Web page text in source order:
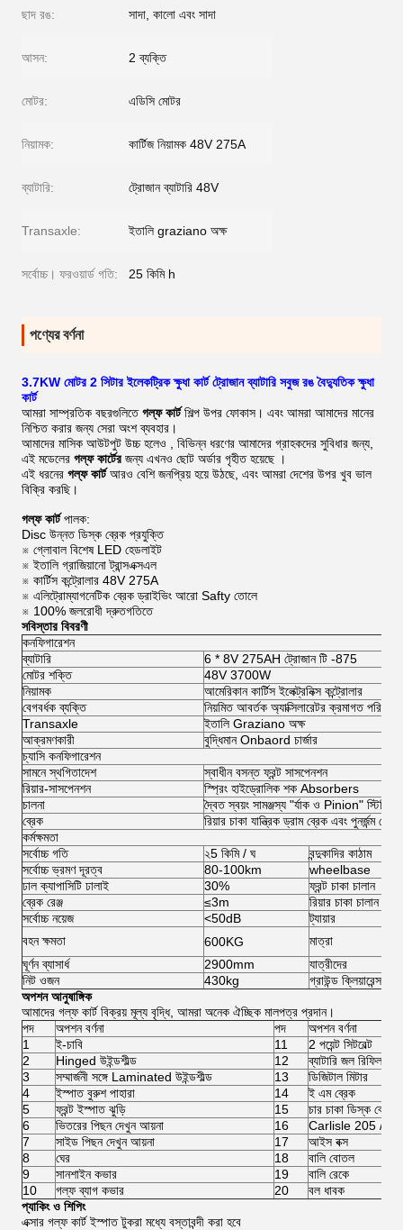
ছাদ রঙ: সাদা, কালো এবং সাদা
আসন: 2 ব্যক্তি
মোটর: এডিসি মোটর
নিয়ামক: কার্টিজ নিয়ামক 48V 275A
ব্যাটারি: ট্রোজান ব্যাটারি 48V
Transaxle: ইতালি graziano অক্ষ
সর্বোচ্চ। ফরওয়ার্ড গতি: 25 কিমি h
পণ্যের বর্ণনা
3.7KW মোটর 2 সিটার ইলেকট্রিক ক্ষুধা কার্ট ট্রোজান ব্যাটারি সবুজ রঙ বৈদ্যুতিক ক্ষুধা
কার্ট
আমরা সাম্প্রতিক বছরগুলিতেগল্ফ কার্টশিল্প উপর ফোকাস। এবং আমরা আমাদের মানের
নিশ্চিত করার জন্য সেরা অংশ ব্যবহার।
আমাদের মাসিক আউটপুট উচ্চ হলেও
, বিভিন্ন ধরণের আমাদের গ্রাহকদের সুবিধার জন্য,
এই মডেলের গল্ফ কার্টের জন্য এখনও ছোট অর্ডার গৃহীত হয়েছে ।
এই ধরনের গল্ফ কার্টআরও বেশি জনপ্রিয় হয়ে উঠছে, এবং আমরা দেশের উপর খুব ভাল
বিক্রি করছি।
গল্ফ কার্টপালক:
Disc উন্নত ডিস্ক ব্রেক প্রযুক্তি
※ গ্লোবাল বিশেষ LED হেডলাইট
※ ইতালি গ্রাজিয়ানো ট্রান্সএক্সএল
※ কার্টিস কন্ট্রোলার 48V 275A
※ এলিট্রোম্যাগনেটিক ব্রেক ড্রাইভিং আরো Safty তোলে
※ 100% জলরোধী দ্রুতগতিতে
সবিস্তার বিবরণী
কনফিগারেশন
ব্যাটারি
6 * 8V 275AH ট্রোজান টি -875
মোটর শক্তি
48V 3700W
নিয়ামক
আমেরিকান কার্টিস ইলেক্ট্রনিক্স কন্ট্রোলার
বেগবর্ধক ব্যক্তি
নিয়মিত আবর্তক অ্যাক্সিলারেটর ক্রমাগত
Transaxle
ইতালি Graziano অক্ষ
আক্রমণকারী
বুদ্ধিমান Onbaord চার্জার
চ্যাসি কনফিগারেশন
সামনে স্থগিতাদেশ
স্বাধীন বসন্ত ফ্রন্ট সাসপেনশন
রিয়ার-সাসপেনশন
স্প্রিং হাইড্রোলিক শক Absorbers
চালনা
দ্বৈত স্বয়ং সামঞ্জস্য "র্যাক ও Pinion" স্টিটিং
ব্রেক
রিয়ার চাকা যান্ত্রিক ড্রাম ব্রেক এবং পুনর্জন্ম ব্রেক
কর্মক্ষমতা
সর্বোচ্চ গতি
২5 কিমি / ঘ
বন্দুকাদির কাঠাম
সর্বোচ্চ ভ্রমণ দূরত্ব
80-100km
wheelbase
ঢাল ক্যাপাসিটি ঢালাই
30%
ফ্রন্ট চাকা চালান
ব্রেক রেঞ্জ
≤3m
রিয়ার চাকা চালান
সর্বোচ্চ নয়েজ
<50dB
ট্যায়ার
বহন ক্ষমতা
600KG
মাত্রা
ঘূর্ণন ব্যাসার্ধ
2900mm
যাত্রীদের
নিট ওজন
430kg
গ্রাউন্ড ক্লিয়ারেন্স
অপশন আনুষাঙ্গিক
আমাদের গল্ফ কার্ট বিক্রয় মূল্য বৃদ্ধি, আমরা অনেক ঐচ্ছিক মালপত্র প্রদান।
পদ
অপশন বর্ণনা পদ
অপশন বর্ণনা
1
ই-চাবি 11
2 পয়েন্ট সিটবেল্ট
2
Hinged উইন্ডশীল্ড 12
ব্যাটারি জল রিফিল
3
সম্মার্জনী সঙ্গে Laminated উইন্ডশীল্ড 13
ডিজিটাল মিটার
4
ইস্পাত বুরুশ পাহারা 14
ই এম ব্রেক
5
ফ্রন্ট ইস্পাত ঝুড়ি 15
চার চাকা ডিস্ক ব্রেক
6
ভিতরের পিছন দেখুন আয়না 16
Carlisle 205 / 50-
7
সাইড পিছন দেখুন আয়না 17
আইস বক্স
8
ঘের 18
বালি বোতল
9
সানশাইন কভার 19
বালি রেকে
10
গল্ফ ব্যাগ কভার 20
বল ধাবক
প্যাকিং ও শিপিং
এক্সার গল্ফ কার্ট ইস্পাত টুকরা মধ্যে বস্তাবন্দী করা হবে